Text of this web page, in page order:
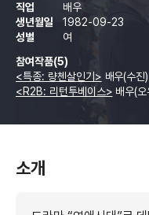
직업
배우
생년월일
1982-09-23
성별
여
참여작품(5)
<특종: 량첸살인기> 배우(수진)
<R2B: 리턴투베이스> 배우(오
소개